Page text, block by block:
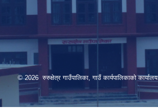
© 2026 रुरुक्षेत्र गाउँपालिका, गाउँ कार्यपालिकाको कार्यालय